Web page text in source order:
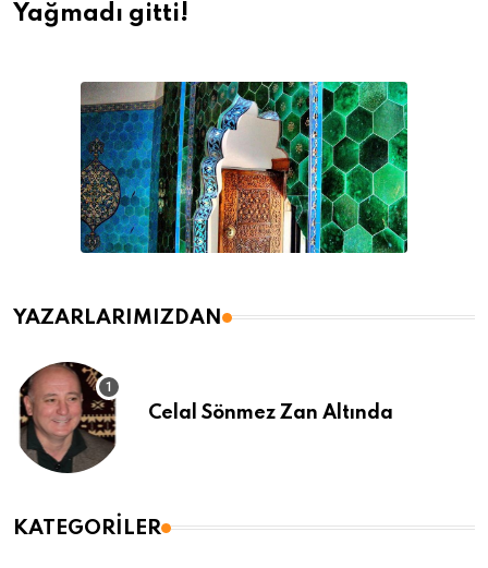
Yağmadı gitti!
YAZARLARIMIZDAN
Celal Sönmez Zan Altında
KATEGORILER